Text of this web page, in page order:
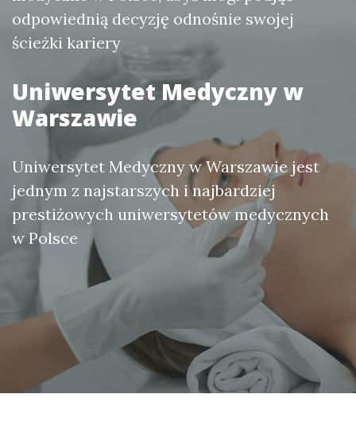
odpowiednią decyzję odnośnie swojej
ścieżki kariery
Uniwersytet Medyczny w
Warszawie
Uniwersytet Medyczny w Warszawie jest
jednym z najstarszych i najbardziej
prestiżowych uniwersytetów medycznych
w Polsce